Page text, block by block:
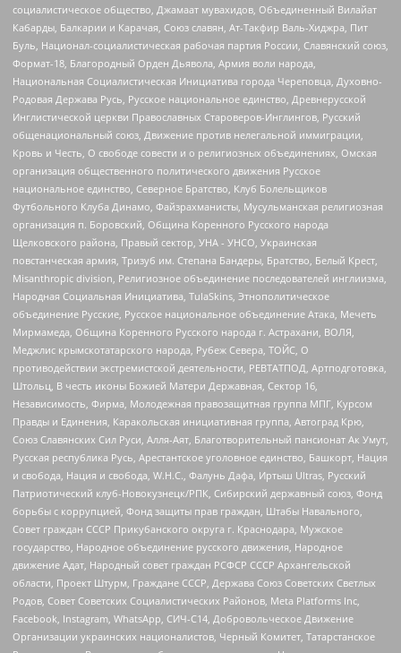
социалистическое общество, Джамаат мувахидов, Объединенный Вилайат
Кабарды, Балкарии и Карачая, Союз славян, Ат-Такфир Валь-Хиджра, Пит
Буль, Национал-социалистическая рабочая партия России, Славянский союз,
Формат-18, Благородный Орден Дьявола, Армия воли народа,
Национальная Социалистическая Инициатива города Череповца, Духовно-
Родовая Держава Русь, Русское национальное единство, Древнерусской
Инглистической церкви Православных Староверов-Инглингов, Русский
общенациональный союз, Движение против нелегальной иммиграции,
Кровь и Честь, О свободе совести и о религиозных объединениях, Омская
организация общественного политического движения Русское
национальное единство, Северное Братство, Клуб Болельщиков
Футбольного Клуба Динамо, Файзрахманисты, Мусульманская религиозная
организация п. Боровский, Община Коренного Русского народа
Щелковского района, Правый сектор, УНА - УНСО, Украинская
повстанческая армия, Тризуб им. Степана Бандеры, Братство, Белый Крест,
Misanthropic division, Религиозное объединение последователей инглиизма,
Народная Социальная Инициатива, TulaSkins, Этнополитическое
объединение Русские, Русское национальное объединение Атака, Мечеть
Мирмамеда, Община Коренного Русского народа г. Астрахани, ВОЛЯ,
Меджлис крымскотатарского народа, Рубеж Севера, ТОЙС, О
противодействии экстремистской деятельности, РЕВТАТПОД, Артподготовка,
Штольц, В честь иконы Божией Матери Державная, Сектор 16,
Независимость, Фирма, Молодежная правозащитная группа МПГ, Курсом
Правды и Единения, Каракольская инициативная группа, Автоград Крю,
Союз Славянских Сил Руси, Алля-Аят, Благотворительный пансионат Ак Умут,
Русская республика Русь, Арестантское уголовное единство, Башкорт, Нация
и свобода, Нация и свобода, W.H.С., Фалунь Дафа, Иртыш Ultras, Русский
Патриотический клуб-Новокузнецк/РПК, Сибирский державный союз, Фонд
борьбы с коррупцией, Фонд защиты прав граждан, Штабы Навального,
Совет граждан СССР Прикубанского округа г. Краснодара, Мужское
государство, Народное объединение русского движения, Народное
движение Адат, Народный совет граждан РСФСР СССР Архангельской
области, Проект Штурм, Граждане СССР, Держава Союз Советских Светлых
Родов, Совет Советских Социалистических Районов, Meta Platforms Inc,
Facebook, Instagram, WhatsApp, СИЧ-С14, Добровольческое Движение
Организации украинских националистов, Черный Комитет, Татарстанское